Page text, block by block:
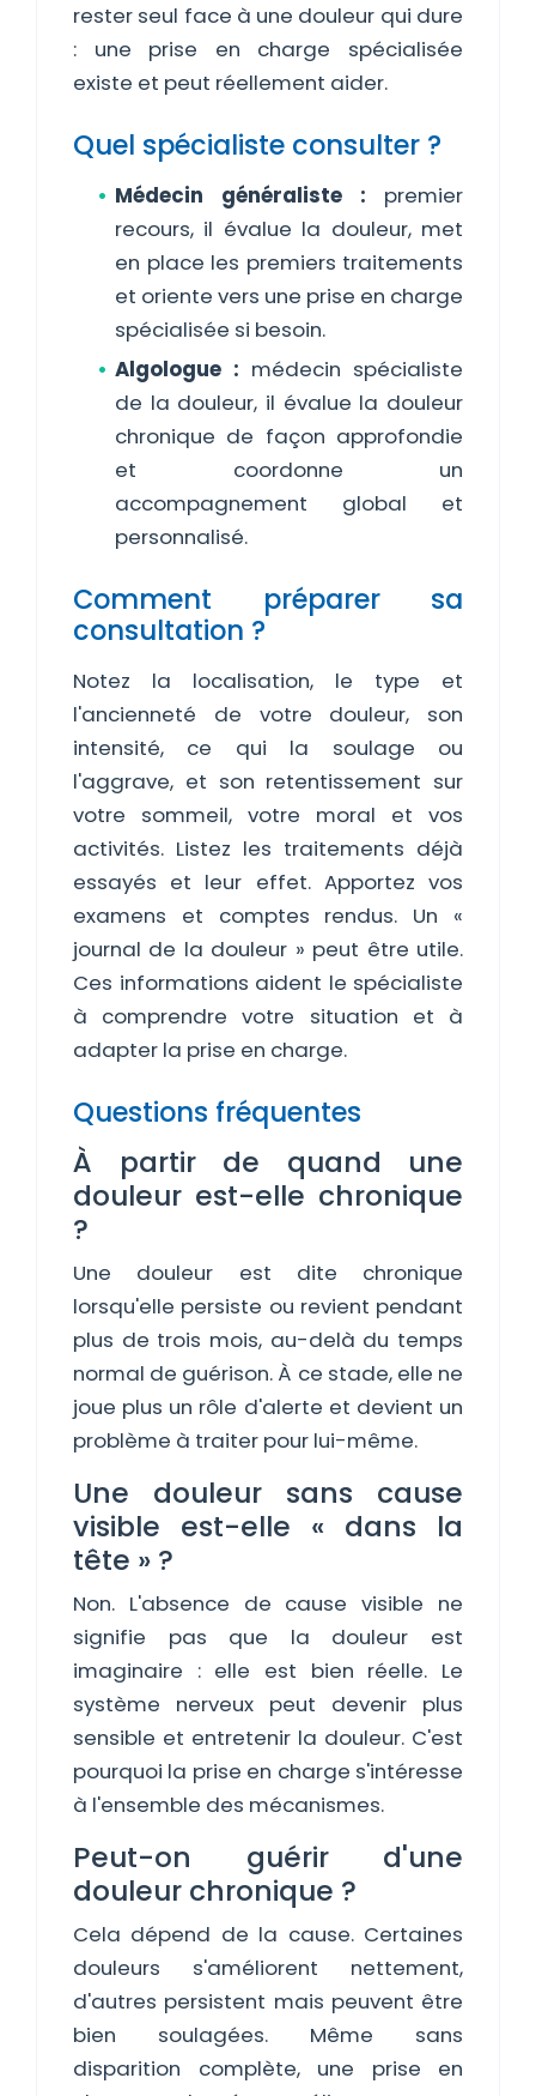
rester seul face à une douleur qui dure
: une prise en charge spécialisée
existe et peut réellement aider.
Quel spécialiste consulter ?
Médecin généraliste : premier
recours, il évalue la douleur, met
en place les premiers traitements
et oriente vers une prise en charge
spécialisée si besoin.
Algologue : médecin spécialiste
de la douleur, il évalue la douleur
chronique de façon approfondie
et coordonne un
accompagnement global et
personnalisé.
Comment préparer sa
consultation ?
Notez la localisation, le type et
l'ancienneté de votre douleur, son
intensité, ce qui la soulage ou
l'aggrave, et son retentissement sur
votre sommeil, votre moral et vos
activités. Listez les traitements déjà
essayés et leur effet. Apportez vos
examens et comptes rendus. Un «
journal de la douleur » peut être utile.
Ces informations aident le spécialiste
à comprendre votre situation et à
adapter la prise en charge.
Questions fréquentes
À partir de quand une
douleur est-elle chronique
?
Une douleur est dite chronique
lorsqu'elle persiste ou revient pendant
plus de trois mois, au-delà du temps
normal de guérison. À ce stade, elle ne
joue plus un rôle d'alerte et devient un
problème à traiter pour lui-même.
Une douleur sans cause
visible est-elle « dans la
tête » ?
Non. L'absence de cause visible ne
signifie pas que la douleur est
imaginaire : elle est bien réelle. Le
système nerveux peut devenir plus
sensible et entretenir la douleur. C'est
pourquoi la prise en charge s'intéresse
à l'ensemble des mécanismes.
Peut-on guérir d'une
douleur chronique ?
Cela dépend de la cause. Certaines
douleurs s'améliorent nettement,
d'autres persistent mais peuvent être
bien soulagées. Même sans
disparition complète, une prise en